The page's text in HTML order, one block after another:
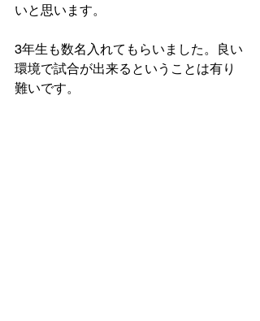
いと思います。
3年生も数名入れてもらいました。良い
環境で試合が出来るということは有り
難いです。